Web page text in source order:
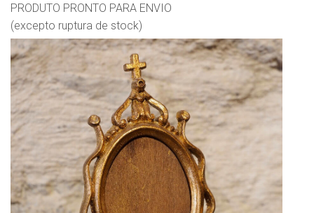
PRODUTO PRONTO PARA ENVIO
(excepto ruptura de stock)